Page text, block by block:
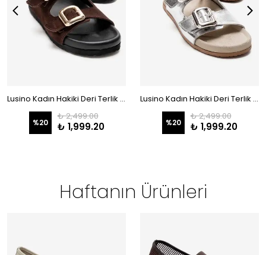
Lusino Kadın Hakiki Deri Terlik Kahve Süet
%20
₺ 2,499.00
₺ 1,999.20
Lusino Kadın Hakiki Deri Terlik Lame
%20
₺ 2,499.00
₺ 1,999.20
Haftanın Ürünleri